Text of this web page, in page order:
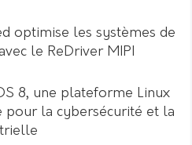
optimise les systèmes de
le ReDriver MIPI
8, une plateforme Linux
pour la cybersécurité et la